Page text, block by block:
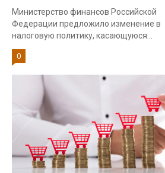
Министерство финансов Российской
Федерации предложило изменение в
налоговую политику, касающуюся...
0